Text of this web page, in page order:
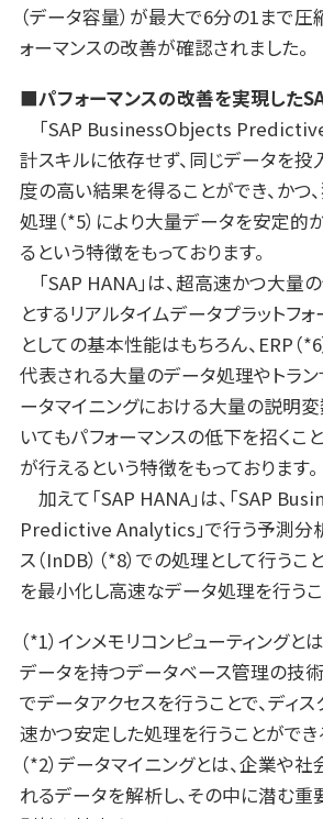
（データ容量）が最大で6分の1まで圧
ォーマンスの改善が確認されました。
■パフォーマンスの改善を実現した
「SAP BusinessObjects
計スキルに依存せず、同じデータを投
度の高い結果を得ることができ、かつ
処理（*5）により大量データを安定的
るという特徴をもっております。
「SAP HANA」は、超高速かつ大量
とするリアルタイムデータプラットフ
としての基本性能はもちろん、ERP（*6
代表される大量のデータ処理やトラン
ータマイニングにおける大量の説明
いてもパフォーマンスの低下を招くこ
が行えるという特徴をもっております。
加えて「SAP HANA」は、「SAP
Predictive Analytics」で行う予測分
ス（InDB）（*8）での処理として行うこ
を最小化し高速なデータ処理を行うこ
（*1）インメモリコンピューティングと
データを持つデータベース管理の技
でデータアクセスを行うことで、ディス
速かつ安定した処理を行うことができ
（*2）データマイニングとは、企業や
れるデータを解析し、その中に潜む重